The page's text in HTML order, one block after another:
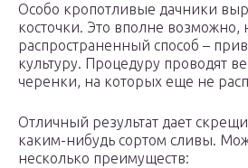
Особо кропотливые дачники
косточки. Это вполне возможно,
распространенный способ –
культуру. Процедуру проводят
черенки, на которых еще не
Отличный результат дает
каким-нибудь сортом сливы.
несколько преимуществ: